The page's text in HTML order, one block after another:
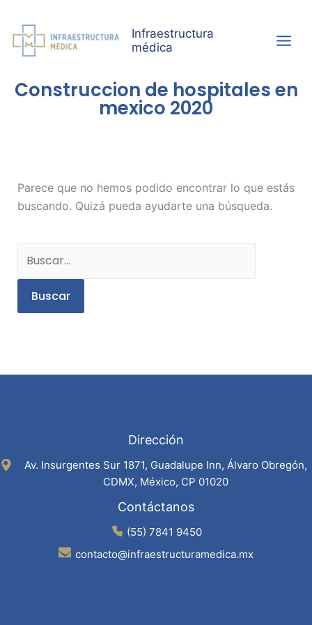
contenido
Infraestructura
médica
Construccion de hospitales en
mexico 2020
Parece que no hemos podido encontrar lo que estás
buscando. Quizá pueda ayudarte una búsqueda.
Dirección
Av. Insurgentes Sur 1871, Guadalupe Inn, Álvaro Obregón,
CDMX, México, CP 01020
Contáctanos
(55) 7841 9450
contacto@infraestructuramedica.mx